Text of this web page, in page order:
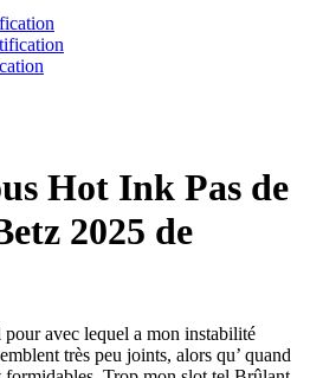
Hot Ink Pas de
2025 de
avec lequel a mon instabilité
très peu joints, alors qu’ quand